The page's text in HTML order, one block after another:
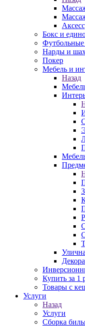
Бокс и
Футбольные
Нарды и
Покер
Мебель и
Назад
Купить за 1
Товары с
Услуги
Назад
Услуги
Сборка